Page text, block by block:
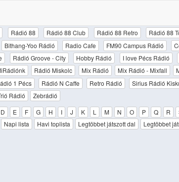
Rádió 88 Rádió 88 Club Rádió 88 Retro Rádió 88
Bithang-Yoo Rádió Radio Cafe FM90 Campus Rádió
Rádió Groove - City Hobby Rádió I love Pécs Rádió
Rádió Miskolc Mix Rádió Mix Rádió - Mixfall
1 Pécs Rádió N Caffe Retro Rádió Sirius Rádió
Rádió
Zebrádió
D E F G H I J K L M N O P Q R
Napi lista Havi toplista Legtöbbet játszott dal Legtöbbet